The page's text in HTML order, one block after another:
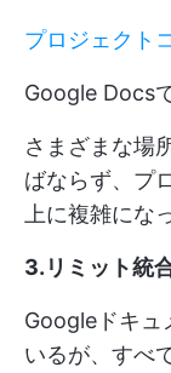
プロジェクト
Google Docs
さまざまな場
ばならず、プ
上に複雑にな
3.リミット統
Googleドキュ
いるが、すべ